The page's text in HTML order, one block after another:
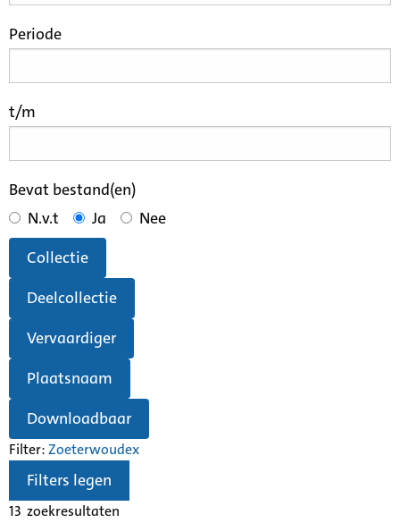
Periode
t/m
Bevat bestand(en)
N.v.t
Ja
Nee
Collectie
Deelcollectie
Vervaardiger
Plaatsnaam
Downloadbaar
Filter:Zoeterwoudex
Filters legen
13 zoekresultaten